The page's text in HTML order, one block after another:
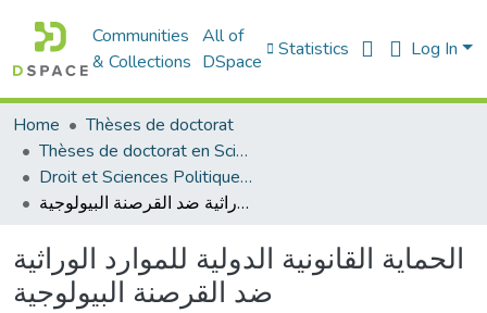
Communities
& Collections
All of
DSpace
Statistics Log In
Home
Thèses de doctorat
Thèses de doctorat en Sciences
Droit et Sciences Politiques - الحقوق و العلوم السياسية
الحماية القانونية الدولية للموارد الوراثية ضد القرصنة البيولوجية
الحماية القانونية الدولية للموارد الوراثية
ضد القرصنة البيولوجية